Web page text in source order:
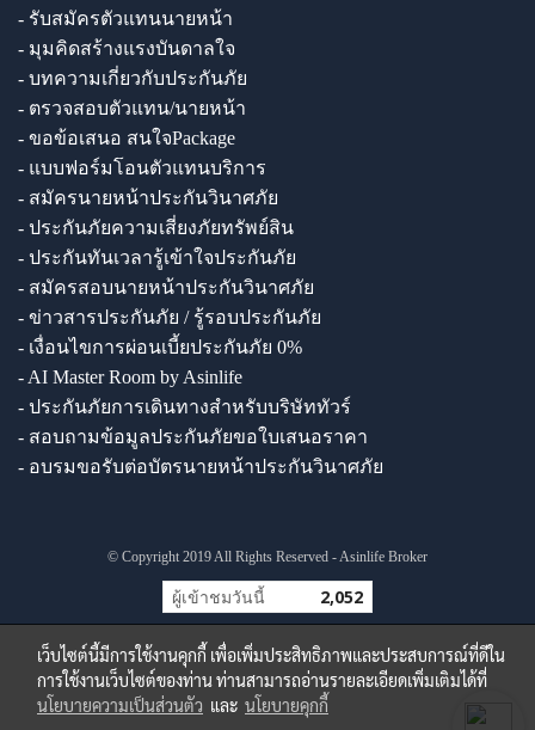
- รับสมัครตัวแทนนายหน้า
- มุมคิดสร้างแรงบันดาลใจ
- บทความเกี่ยวกับประกันภัย
- ตรวจสอบตัวแทน/นายหน้า
- ขอข้อเสนอ สนใจPackage
- แบบฟอร์มโอนตัวแทนบริการ
- สมัครนายหน้าประกันวินาศภัย
- ประกันภัยความเสี่ยงภัยทรัพย์สิน
- ประกันทันเวลารู้เข้าใจประกันภัย
- สมัครสอบนายหน้าประกันวินาศภัย
- ข่าวสารประกันภัย / รู้รอบประกันภัย
- เงื่อนไขการผ่อนเบี้ยประกันภัย 0%
- AI Master Room by Asinlife
- ประกันภัยการเดินทางสำหรับบริษัททัวร์
- สอบถามข้อมูลประกันภัยขอใบเสนอราคา
- อบรมขอรับต่อบัตรนายหน้าประกันวินาศภัย
© Copyright 2019 All Rights Reserved - Asinlife Broker
ผู้เข้าชมวันนี้ 2,052
เว็บไซต์นี้มีการใช้งานคุกกี้ เพื่อเพิ่มประสิทธิภาพและประสบการณ์ที่ดีใน
การใช้งานเว็บไซต์ของท่าน ท่านสามารถอ่านรายละเอียดเพิ่มเติมได้ที่
นโยบายความเป็นส่วนตัว และ นโยบายคุกกี้